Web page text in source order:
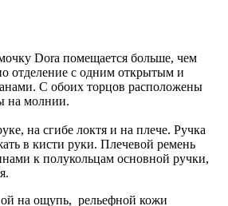
Dorа помещается больше, чем
отделение с одним открытым и
С обоих торцов расположены
на молнии.
на сгибе локтя и на плече. Ручка
в кисти руки. Плечевой ремень
к полукольцам основной ручки,
на ощупь, рельефной кожи